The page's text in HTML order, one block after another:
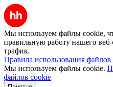
Мы используем файлы cookie,
правильную работу нашего веб-
трафик.
Правила использования файлов
Мы используем файлы cookie.
файлов cookie